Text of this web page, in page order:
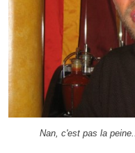
Nan, c'est pas la